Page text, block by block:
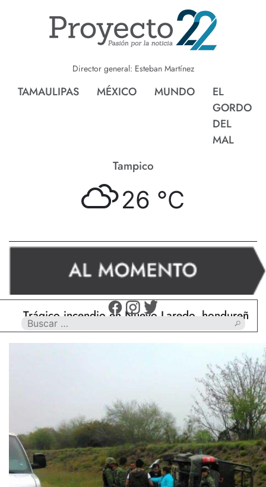
Director general: Esteban Martínez
TAMAULIPAS MÉXICO MUNDO
EL
GORDO
DEL
MAL
Tampico
26 °C
incendio en Nuevo Laredo, hondureño muere